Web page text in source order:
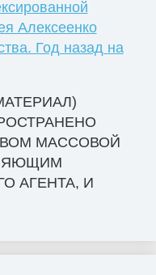
Алексеенко
Год назад на
МАССОВОЙ
АГЕНТА, И